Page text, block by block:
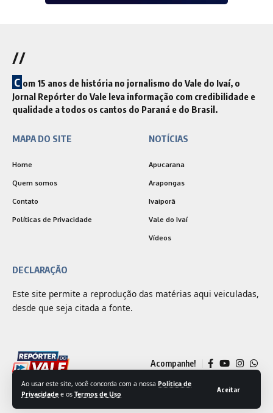
Ao usar este site, você concorda com a nossa Política de
Privacidade e os Termos de Uso
Aceitar
//
C om 15 anos de história no jornalismo do Vale do Ivaí, o
Jornal Repórter do Vale leva informação com credibilidade e
qualidade a todos os cantos do Paraná e do Brasil.
MAPA DO SITE
Home
Quem somos
Contato
Políticas de Privacidade
NOTÍCIAS
Apucarana
Arapongas
Ivaiporã
Vale do Ivaí
Vídeos
DECLARAÇÃO
Este site permite a reprodução das matérias aqui veiculadas,
desde que seja citada a fonte.
Acompanhe!
© 2025 Jornal Repórter do Vale | Desenvolvido por